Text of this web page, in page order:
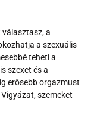
a
a szexuális
teheti a
szexet és a
erősebb orgazmust
szemeket